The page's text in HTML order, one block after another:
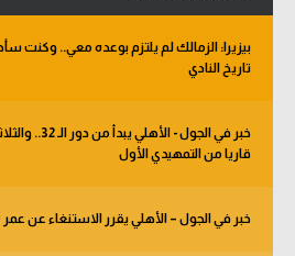
بيزيرا: الزمالك لم يلتزم بوعده معي.. وكنت
تاريخ النادي
خبر في الجول -
قاريا من التمهيدي الأول
خبر في الجول – الأهلي يقرر الاستنغاء عن